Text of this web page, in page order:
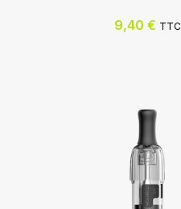
9,40 € TTC